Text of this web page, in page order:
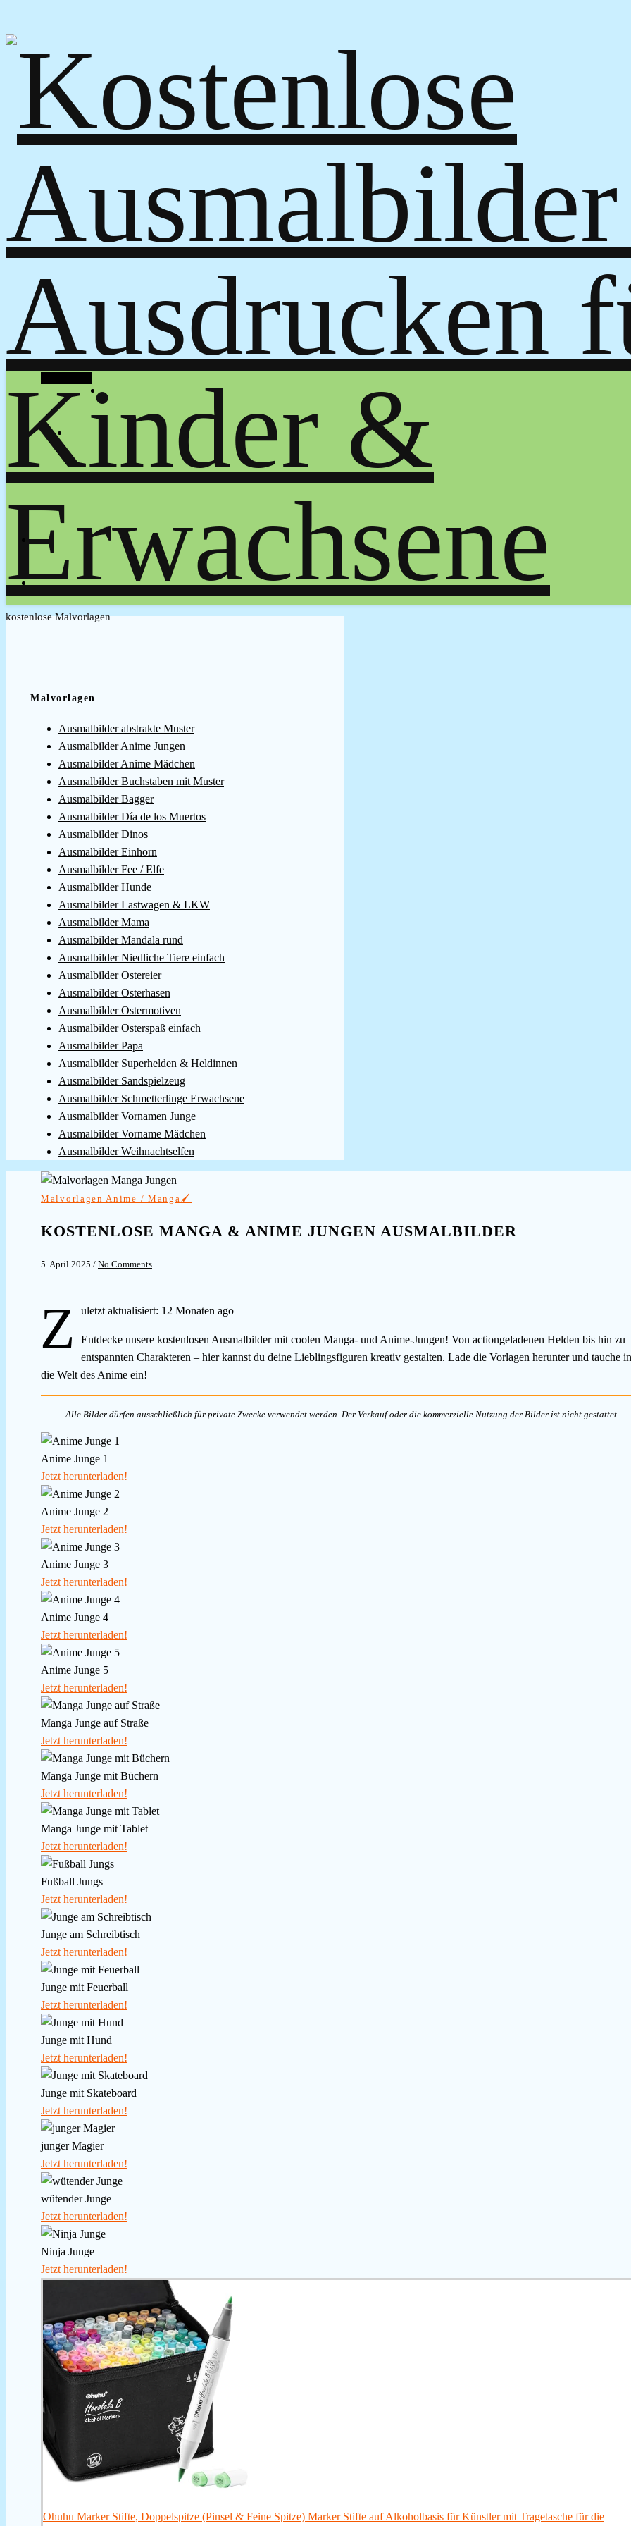
kostenlose Malvorlagen
Malvorlagen
Ausmalbilder abstrakte Muster
Ausmalbilder Anime Jungen
Ausmalbilder Anime Mädchen
Ausmalbilder Buchstaben mit Muster
Ausmalbilder Bagger
Ausmalbilder Día de los Muertos
Ausmalbilder Dinos
Ausmalbilder Einhorn
Ausmalbilder Fee / Elfe
Ausmalbilder Hunde
Ausmalbilder Lastwagen & LKW
Ausmalbilder Mama
Ausmalbilder Mandala rund
Ausmalbilder Niedliche Tiere einfach
Ausmalbilder Ostereier
Ausmalbilder Osterhasen
Ausmalbilder Ostermotiven
Ausmalbilder Osterspaß einfach
Ausmalbilder Papa
Ausmalbilder Superhelden & Heldinnen
Ausmalbilder Sandspielzeug
Ausmalbilder Schmetterlinge Erwachsene
Ausmalbilder Vornamen Junge
Ausmalbilder Vorname Mädchen
Ausmalbilder Weihnachtselfen
Malvorlagen Anime / Manga🖌️
KOSTENLOSE MANGA & ANIME JUNGEN AUSMALBILDER
5. April 2025 / No Comments
Z uletzt aktualisiert: 12 Monaten ago
Entdecke unsere kostenlosen Ausmalbilder mit coolen Manga- und Anime-Jungen! Von actiongeladenen Helden bis hin zu
entspannten Charakteren – hier kannst du deine Lieblingsfiguren kreativ gestalten. Lade die Vorlagen herunter und tauche in
die Welt des Anime ein!
Alle Bilder dürfen ausschließlich für private Zwecke verwendet werden. Der Verkauf oder die kommerzielle Nutzung der Bilder ist nicht gestattet.
Anime Junge 1
Jetzt herunterladen!
Anime Junge 2
Jetzt herunterladen!
Anime Junge 3
Jetzt herunterladen!
Anime Junge 4
Jetzt herunterladen!
Anime Junge 5
Jetzt herunterladen!
Manga Junge auf Straße
Jetzt herunterladen!
Manga Junge mit Büchern
Jetzt herunterladen!
Manga Junge mit Tablet
Jetzt herunterladen!
Fußball Jungs
Jetzt herunterladen!
Junge am Schreibtisch
Jetzt herunterladen!
Junge mit Feuerball
Jetzt herunterladen!
Junge mit Hund
Jetzt herunterladen!
Junge mit Skateboard
Jetzt herunterladen!
junger Magier
Jetzt herunterladen!
wütender Junge
Jetzt herunterladen!
Ninja Junge
Jetzt herunterladen!
Ohuhu Marker Stifte, Doppelspitze (Pinsel & Feine Spitze) Marker Stifte auf Alkoholbasis für Künstler mit Tragetasche für die